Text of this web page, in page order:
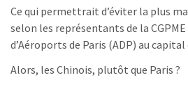
Ce qui permettrait d’éviter la plus
selon les représentants de la CGPME
d’Aéroports de Paris (ADP) au
Alors, les Chinois, plutôt que Paris ?